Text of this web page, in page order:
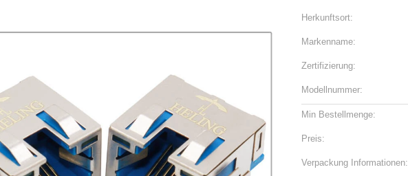
Herkunftsort:
Markenname:
Zertifizierung:
Modellnummer:
Min Bestellmenge:
Preis:
Verpackung Informationen: